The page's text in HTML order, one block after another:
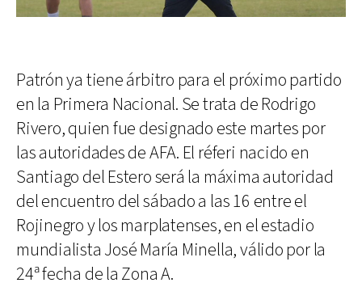
Patrón ya tiene árbitro para el próximo partido
en la Primera Nacional. Se trata de Rodrigo
Rivero, quien fue designado este martes por
las autoridades de AFA. El réferi nacido en
Santiago del Estero será la máxima autoridad
del encuentro del sábado a las 16 entre el
Rojinegro y los marplatenses, en el estadio
mundialista José María Minella, válido por la
24ª fecha de la Zona A.